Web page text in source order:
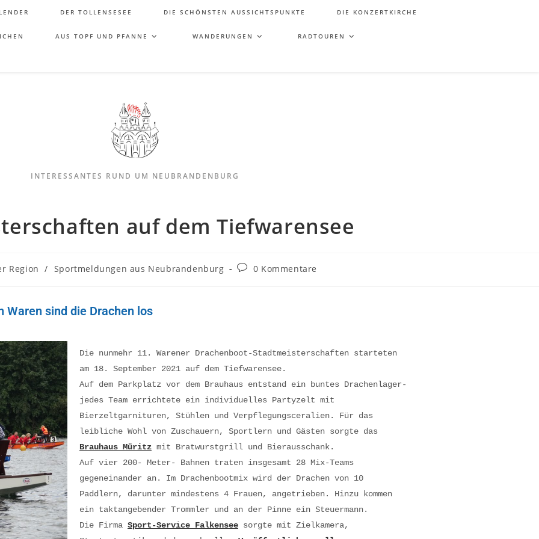
DER TOLLENSESEE DIE SCHÖNSTEN AUSSICHTSPUNKTE DIE KONZERTKIRCHE
AUS TOPF UND PFANNE WANDERUNGEN RADTOUREN
INTERESSANTES RUND UM NEUBRANDENBURG
auf dem Tiefwarensee
Region / Sportmeldungen aus Neubrandenburg 0 Kommentare
Waren sind die Drachen los
Die nunmehr 11. Warener Drachenboot-Stadtmeisterschaften starteten
am 18. September 2021 auf dem Tiefwarensee.
Auf dem Parkplatz vor dem Brauhaus entstand ein buntes Drachenlager-
jedes Team errichtete ein individuelles Partyzelt mit
Bierzeltgarnituren, Stühlen und Verpflegungsceralien. Für das
leibliche Wohl von Zuschauern, Sportlern und Gästen sorgte das
Brauhaus Müritz mit Bratwurstgrill und Bierausschank.
Auf vier 200- Meter- Bahnen traten insgesamt 28 Mix-Teams
gegeneinander an.
Im Drachenbootmix wird der Drachen von 10
Paddlern, darunter mindestens 4 Frauen, angetrieben. Hinzu kommen
ein taktangebender Trommler und an der Pinne ein Steuermann.
Die Firma Sport-Service Falkensee sorgte mit Zielkamera,